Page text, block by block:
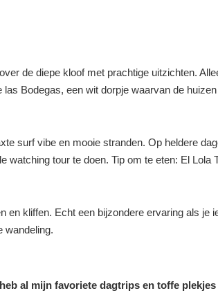
de diepe kloof met prachtige uitzichten.
Bodegas, een wit dorpje waarvan de
surf vibe en mooie stranden. Op heldere
tour te doen. Tip om te eten: El Lola
en kliffen. Echt een bijzondere ervaring als
wandeling.
al mijn favoriete dagtrips en toffe